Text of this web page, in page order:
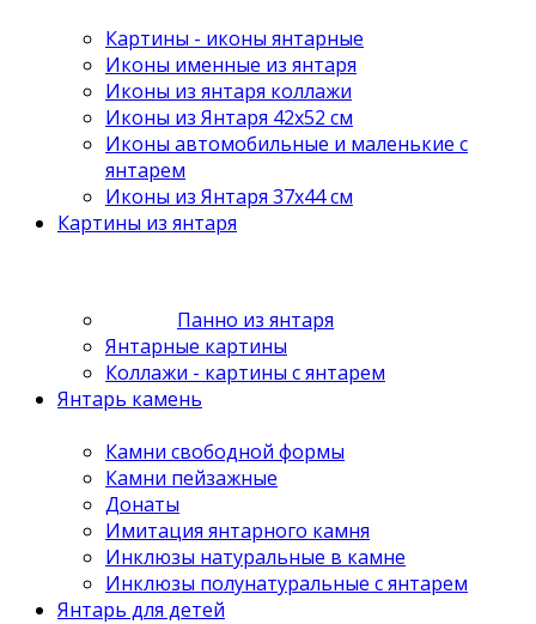
Картины - иконы янтарные
Иконы именные из янтаря
Иконы из янтаря коллажи
Иконы из Янтаря 42х52 см
Иконы автомобильные и маленькие с
янтарем
Иконы из Янтаря 37х44 см
Картины из янтаря
Панно из янтаря
Янтарные картины
Коллажи - картины с янтарем
Янтарь камень
Камни свободной формы
Камни пейзажные
Донаты
Имитация янтарного камня
Инклюзы натуральные в камне
Инклюзы полунатуральные с янтарем
Янтарь для детей